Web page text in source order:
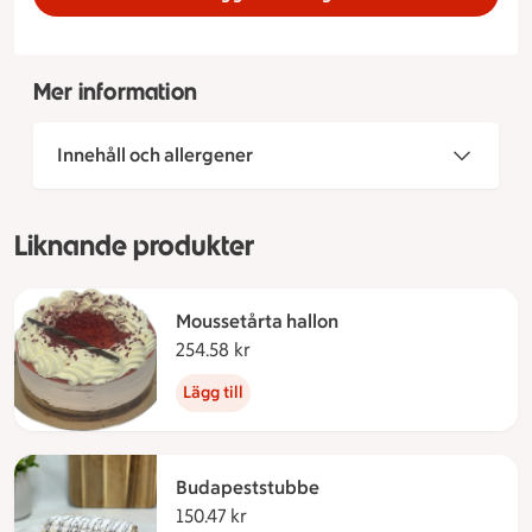
Mer information
Innehåll och allergener
Liknande produkter
Moussetårta hallon
254.58 kr
Lägg till
Budapeststubbe
150.47 kr